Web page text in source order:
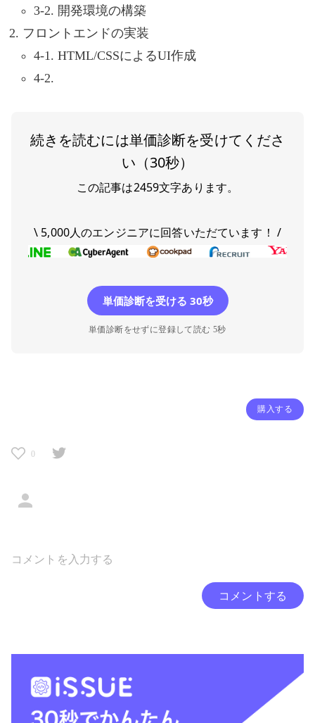
3-2. 開発環境の構築
フロントエンドの実装
4-1. HTML/CSSによるUI作成
4-2.
続きを読むには単価診断を受けてくださ
い（30秒）
この記事は2459文字あります。
\ 5,000人のエンジニアに回答いただています！ /
単価診断を受ける 30秒
単価診断をせずに登録して読む 5秒
購入する
0
コメントする